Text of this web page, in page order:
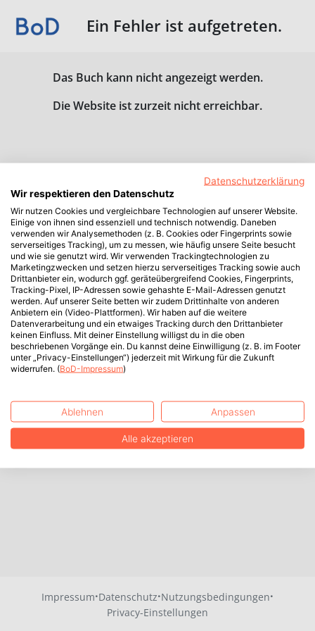
Ein Fehler ist aufgetreten.
Das Buch kann nicht angezeigt werden.
Die Website ist zurzeit nicht erreichbar.
Impressum·Datenschutz·Nutzungsbedingungen·
Privacy-Einstellungen
Datenschutzerklärung
Wir respektieren den Datenschutz
Wir nutzen Cookies und vergleichbare Technologien auf unserer Website.
Einige von ihnen sind essenziell und technisch notwendig. Daneben
verwenden wir Analysemethoden (z. B. Cookies oder Fingerprints sowie
serverseitiges Tracking), um zu messen, wie häufig unsere Seite besucht
und wie sie genutzt wird. Wir verwenden Trackingtechnologien zu
Marketingzwecken und setzen hierzu serverseitiges Tracking sowie auch
Drittanbieter ein, wodurch ggf. geräteübergreifend Cookies, Fingerprints,
Tracking-Pixel, IP-Adressen sowie gehashte E-Mail-Adressen genutzt
werden. Auf unserer Seite betten wir zudem Drittinhalte von anderen
Anbietern ein (Video-Plattformen). Wir haben auf die weitere
Datenverarbeitung und ein etwaiges Tracking durch den Drittanbieter
keinen Einfluss. Mit deiner Einstellung willigst du in die oben
beschriebenen Vorgänge ein. Du kannst deine Einwilligung (z. B. im Footer
unter „Privacy-Einstellungen“) jederzeit mit Wirkung für die Zukunft
widerrufen. (BoD-Impressum)
Ablehnen Anpassen
Alle akzeptieren